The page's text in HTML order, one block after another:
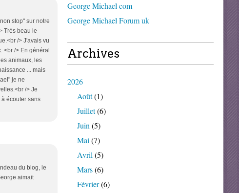
stop" sur notre
Très beau le
/> J'avais vu
<br /> En général
animaux, les
... mais
je ne
/> Je
écouter sans
du blog, le
aimait
George Michael com
George Michael Forum uk
Archives
2026
Août(1)
Juillet(6)
Juin (5)
Mai (7)
Avril (5)
Mars(6)
Février(6)